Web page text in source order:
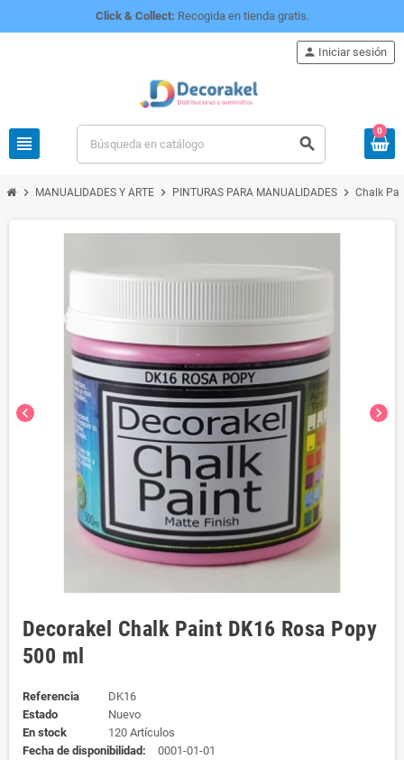
Click & Collect: Recogida en tienda gratis.
view_headline search
person Iniciar sesión
0
chevron_right MANUALIDADES Y ARTE chevron_right PINTURAS PARA MANUALIDADES chevron_right Chalk
chevron_left chevron_right
Decorakel Chalk Paint DK16 Rosa Popy
500 ml
Referencia
DK16
Estado
Nuevo
En stock
120 Artículos
Fecha de disponibilidad:
0001-01-01